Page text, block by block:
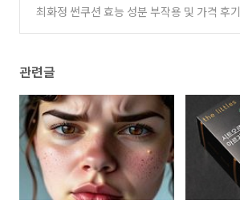
최화정 썬쿠션 효능 성분 부작용 및 가격 후기
관련글